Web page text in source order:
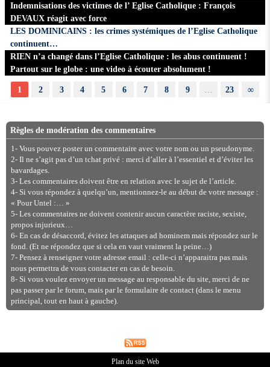
Indemnisations des victimes de l’ Eglise Catholique : François
DEVAUX réagit avec force
LES DOMINICAINS : les crimes systémiques de l’Eglise Catholique
continuent…
RIEN n’a changé dans l’Eglise Catholique : les abus continuent !
Partout sur le globe : une video à écouter absolument !
1 2 3 4 5 6 7 8 9 … 23 ∞
Règles de modération des commentaires
1- Vous pouvez poster un commentaire avec votre nom ou un pseudonyme.
2- Il ne s’agit pas d’un tchat privé : merci d’aller à l’essentiel et d’éviter les
bavardages.
3- Les commentaires doivent être en relation avec le sujet de l’article.
4- Si vous répondez à quelqu’un, mentionnez-le au début de votre message :
« Pour Untel :… »
5- Les commentaires ne doivent contenir aucun caractère raciste, sexiste,
propos injurieux…
6- En cas de désaccord, évitez les attaques ad hominem mais répondez sur le
fond. (Et ne répondez que si cela en vaut vraiment la peine…)
7- Pensez à renseigner votre adresse email : celle-ci n’apparaitra pas mais
nous permettra de vous contacter en cas de besoin.
8- Si vous voulez envoyer un message au responsable du site, merci de ne
pas passer par le forum, mais par le formulaire de contact (dans le menu
principal, tout en haut à gauche).
Plan du site Web